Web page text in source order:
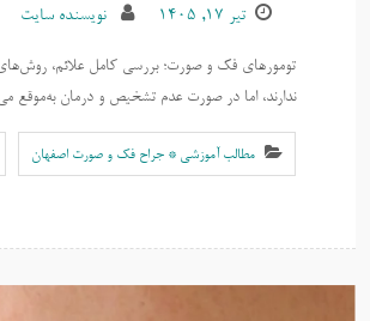
تیر ۱۷, ۱۴۰۵ نویسنده سایت
تومورهای فک و صورت؛ بررسی کامل علائم،
ندارند، اما در صورت عدم تشخیص و درمان به‌موقع
مطالب آموزشی * جراح فک و صورت اصفهان